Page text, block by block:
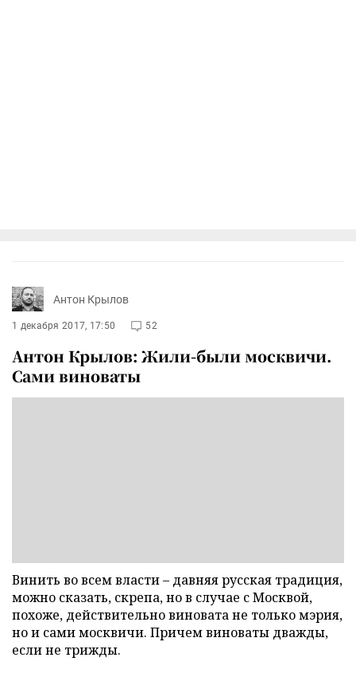
Антон Крылов
1 декабря 2017, 17:50 52
Антон Крылов: Жили-были москвичи.
Сами виноваты
Винить во всем власти – давняя русская традиция,
можно сказать, скрепа, но в случае с Москвой,
похоже, действительно виновата не только мэрия,
но и сами москвичи. Причем виноваты дважды,
если не трижды.